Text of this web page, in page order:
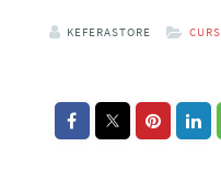
KEFERASTORE